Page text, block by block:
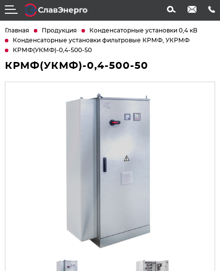
info@slavenergo.com
Главная Продукция
Конденсаторные установки 0,4 кВ
Конденсаторные установки фильтровые КРМФ, УКРМФ
КРМФ(УКМФ)-0,4-500-50
КРМФ(УКМФ)-0,4-500-50